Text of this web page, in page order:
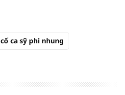
cố ca sỹ phi nhung